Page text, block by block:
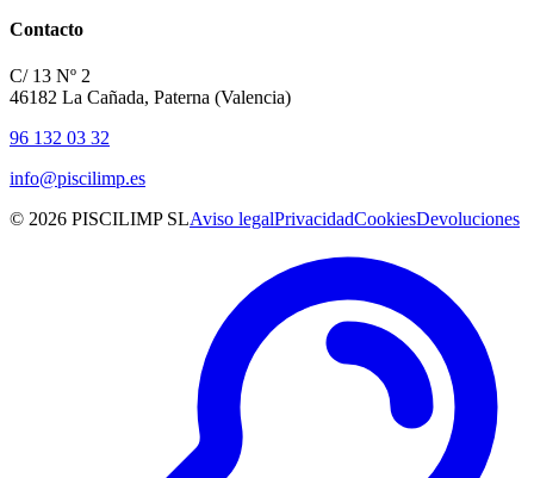
Contacto
C/ 13 Nº 2
46182 La Cañada, Paterna (Valencia)
96 132 03 32
info@piscilimp.es
© 2026 PISCILIMP SLAviso legalPrivacidadCookiesDevoluciones